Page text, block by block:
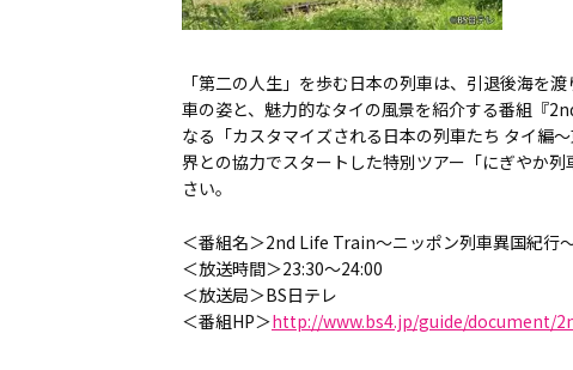
「第二の人生」を歩む日本の列車は、引退後海を
車の姿と、魅力的なタイの風景を紹介する番組『
なる「カスタマイズされる日本の列車たち タイ編
界との協力でスタートした特別ツアー「にぎやか
さい。
＜番組名＞2nd Life Train～ニッポン列車異国紀行
＜放送時間＞23:30～24:00
＜放送局＞BS日テレ
＜番組HP＞http://www.bs4.jp/guide/document/